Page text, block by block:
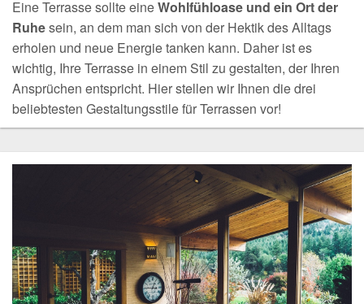
Eine Terrasse sollte eineWohlfühloase und ein Ort der
Ruhesein, an dem man sich von der Hektik des Alltags
erholen und neue Energie tanken kann. Daher ist es
wichtig, Ihre Terrasse in einem Stil zu gestalten, der Ihren
Ansprüchen entspricht. Hier stellen wir Ihnen die drei
beliebtesten Gestaltungsstile für Terrassen vor!